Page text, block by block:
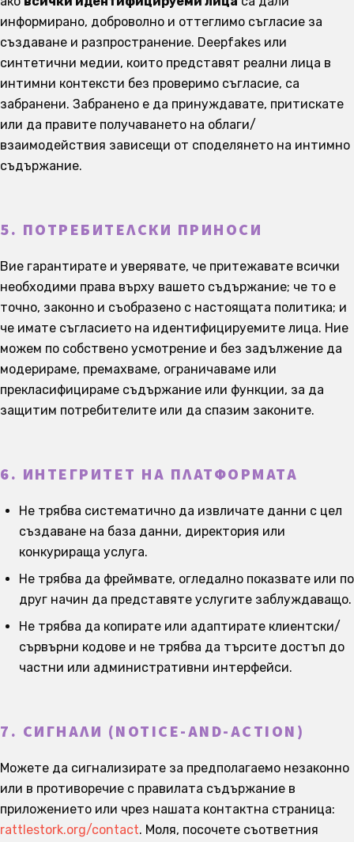
информирано, доброволно и оттеглимо съгласие за
създаване и разпространение. Deepfakes или
синтетични медии, които представят реални лица в
интимни контексти без проверимо съгласие, са
забранени. Забранено е да принуждавате, притискате
или да правите получаването на облаги/
взаимодействия зависещи от споделянето на интимно
съдържание.
5. ПОТРЕБИТЕЛСКИ ПРИНОСИ
Вие гарантирате и уверявате, че притежавате всички
необходими права върху вашето съдържание; че то е
точно, законно и съобразено с настоящата политика; и
че имате съгласието на идентифицируемите лица. Ние
можем по собствено усмотрение и без задължение да
модерираме, премахваме, ограничаваме или
прекласифицираме съдържание или функции, за да
защитим потребителите или да спазим законите.
6. ИНТЕГРИТЕТ НА ПЛАТФОРМАТА
Не трябва систематично да извличате данни с цел
създаване на база данни, директория или
конкурираща услуга.
Не трябва да фреймвате, огледално показвате или по
друг начин да представяте услугите заблуждаващо.
Не трябва да копирате или адаптирате клиентски/
сървърни кодове и не трябва да търсите достъп до
частни или административни интерфейси.
7. СИГНАЛИ (NOTICE-AND-ACTION)
Можете да сигнализирате за предполагаемо незаконно
или в противоречие с правилата съдържание в
приложението или чрез нашата контактна страница:
rattlestork.org/contact. Моля, посочете съответния